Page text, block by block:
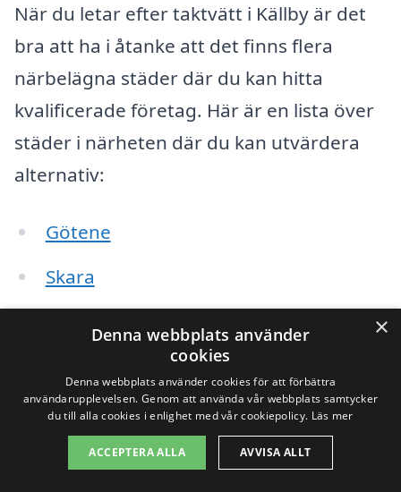
När du letar efter taktvätt i Källby är det
bra att ha i åtanke att det finns flera
närbelägna städer där du kan hitta
kvalificerade företag. Här är en lista över
städer i närheten där du kan utvärdera
alternativ:
Götene
Skara
Mariestad
Töreboda
×
Denna webbplats använder
cookies
Denna webbplats använder cookies för att förbättra
användarupplevelsen. Genom att använda vår webbplats samtycker
du till alla cookies i enlighet med vår cookiepolicy. Läs mer
ACCEPTERA ALLA AVVISA ALLT